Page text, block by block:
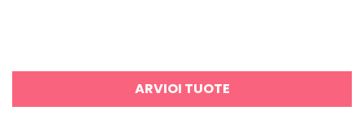
ARVIOI TUOTE